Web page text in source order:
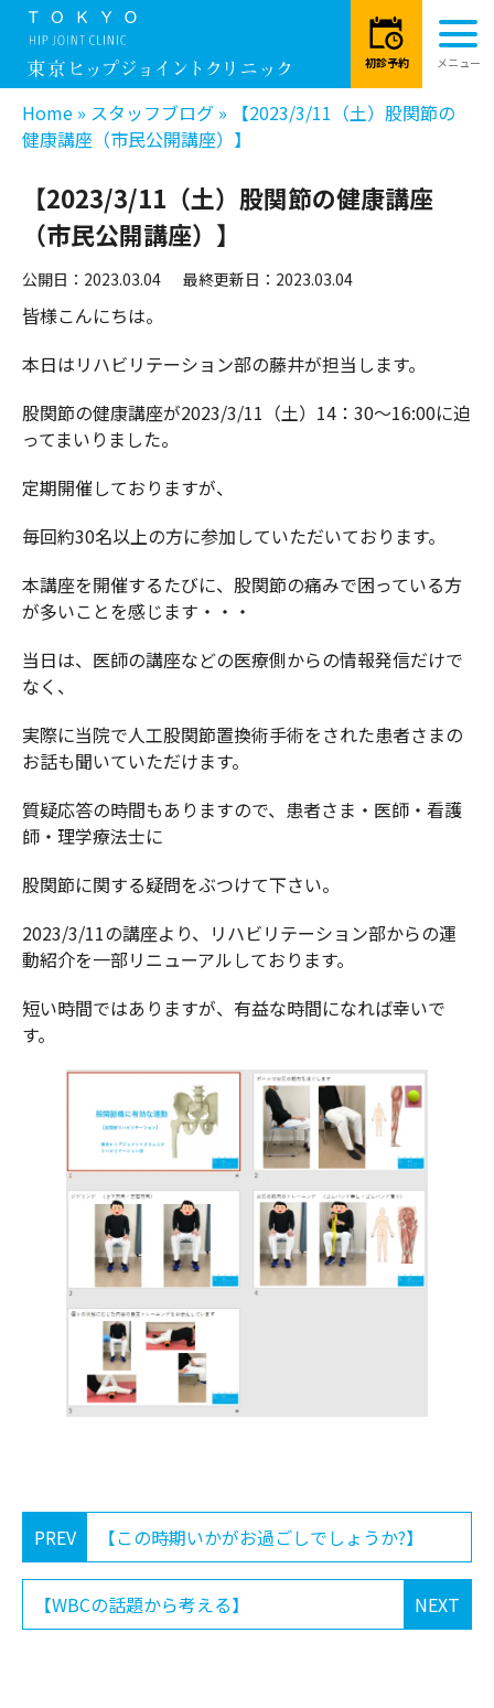
Home » スタッフブログ »
【2023/3/11（土）股関節の
健康講座（市民公開講座）】
【2023/3/11（土）股関節の健康講座
（市民公開講座）】
公開日：2023.03.04 最終更新日：2023.03.04
皆様こんにちは。
本日はリハビリテーション部の藤井が担当します。
股関節の健康講座が2023/3/11（土）14：30～16:00に迫
ってまいりました。
定期開催しておりますが、
毎回約30名以上の方に参加していただいております。
本講座を開催するたびに、股関節の痛みで困っている方
が多いことを感じます・・・
当日は、医師の講座などの医療側からの情報発信だけで
なく、
実際に当院で人工股関節置換術手術をされた患者さまの
お話も聞いていただけます。
質疑応答の時間もありますので、患者さま・医師・看護
師・理学療法士に
股関節に関する疑問をぶつけて下さい。
2023/3/11の講座より、リハビリテーション部からの運
動紹介を一部リニューアルしております。
短い時間ではありますが、有益な時間になれば幸いで
す。
PREV 【この時期いかがお過ごしでしょうか?】
NEXT
【WBCの話題から考える】